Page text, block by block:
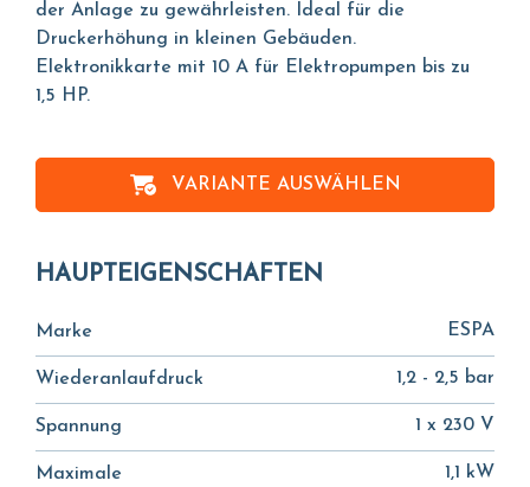
der Anlage zu gewährleisten. Ideal für die
Druckerhöhung in kleinen Gebäuden.
Elektronikkarte mit 10 A für Elektropumpen bis zu
1,5 HP.
VARIANTE AUSWÄHLEN
HAUPTEIGENSCHAFTEN
Marke ESPA
Wiederanlaufdruck 1,2 - 2,5 bar
Spannung 1 x 230 V
Maximale
1,1 kW